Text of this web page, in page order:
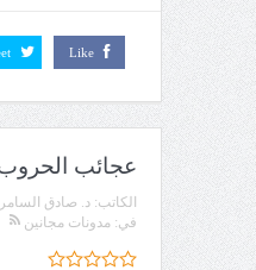
Like
عجائب
الكاتب: د. صادق
في: مدونات مجانين